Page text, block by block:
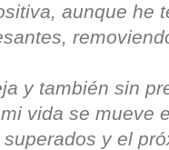
aunque he
y también sin
vida se mueve
y el